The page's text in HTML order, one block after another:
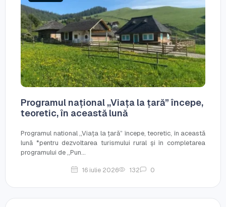
Programul național ,,Viața la țară” începe,
teoretic, în această lună
Programul national ,,Viața la țară” începe, teoretic, în această
lună *pentru dezvoltarea turismului rural și în completarea
programului de ,,Pun...
16 iulie 2026 132 0